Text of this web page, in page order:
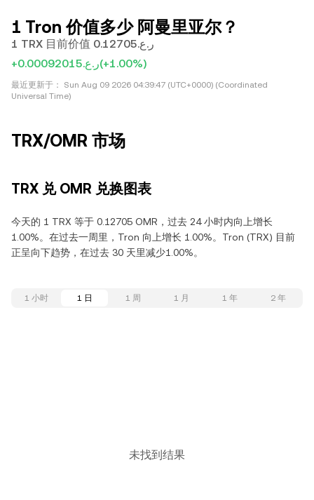
1 Tron 价值多少 阿曼里亚尔？
1 TRX 目前价值 ر.ع.0.12705
+ر.ع.0.00092015(+1.00%)
最近更新于：
Sun Aug 09 2026 04:39:47 (UTC+0000) (Coordinated
Universal Time)
TRX/OMR 市场
TRX 兑 OMR 兑换图表
今天的 1 TRX 等于 0.12705 OMR，过去 24 小时内向上增长
1.00%。在过去一周里，Tron 向上增长 1.00%。Tron (TRX) 目前
正呈向下趋势，在过去 30 天里减少1.00%。
1 小时 1 日 1 周 1 月 1 年 2 年
未找到结果